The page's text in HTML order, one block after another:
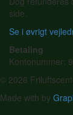
side.
Se i øvrigt
Betaling
Kontonummer:
© 2026
Made with by